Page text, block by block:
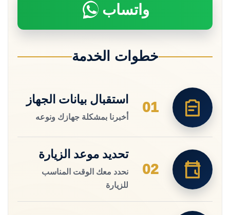
واتساب
خطوات الخدمة
01
استقبال بيانات الجهاز
أخبرنا بمشكلة جهازك ونوعه
02
تحديد موعد الزيارة
نحدد معك الوقت المناسب
للزيارة